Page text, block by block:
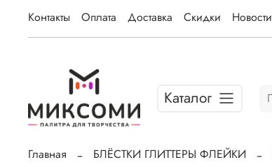
Контакты Оплата Доставка Скидки Новости
Каталог
Главная БЛЁСТКИ ГЛИТТЕРЫ ФЛЕЙКИ